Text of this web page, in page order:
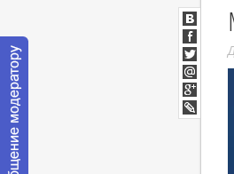
Facebook
Twitter
Мой
Мир
Google+
LiveJournal